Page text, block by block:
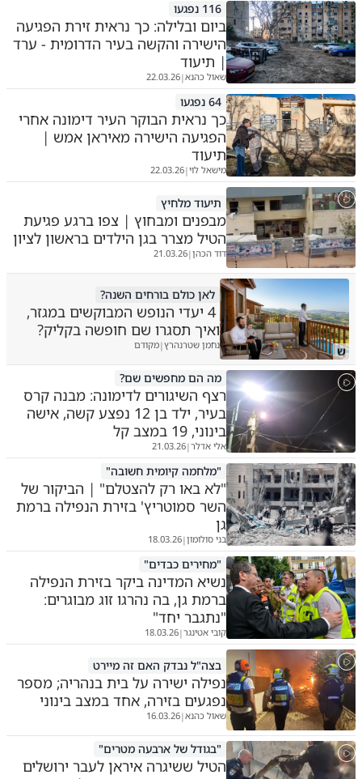
116 נפגעו
ביום ובלילה: כך נראית זירת הפגיעה
הישירה והקשה בעיר הדרומית - ערד
| תיעוד
שאול כהנא|
22.03.26
64 נפגעו
כך נראית הבוקר העיר דימונה אחרי
הפגיעה הישירה מאיראן אמש |
תיעוד
מישאל לוי|
22.03.26
תיעוד מלחיץ
מבפנים ומבחוץ | צפו ברגע פגיעת
הטיל מצרר בגן הילדים בראשון לציון
דוד הכהן|
21.03.26
ש
לאן כולם בורחים השנה?
4 יעדי הנופש המבוקשים במגזר,
ואיך תסגרו שם חופשה בקליק?
נחמן שטרנהרץ|מקודם
מה הם מחפשים שם?
רצף השיגורים לדימונה: מבנה קרס
בעיר, ילד בן 12 נפצע קשה, אישה
בינוני, 19 במצב קל
אלי אדלר|
21.03.26
"מלחמה קיומית חשובה"
"לא באו רק להצטלם" | הביקור של
השר סמוטריץ' בזירת הנפילה ברמת
גן
בני סולומון|
18.03.26
"מחירים כבדים"
נשיא המדינה ביקר בזירת הנפילה
ברמת גן, בה נהרגו זוג מבוגרים:
"נתגבר יחד"
קובי אטינגר|
18.03.26
בצה"ל נבדק האם זה מיירט
נפילה ישירה על בית בנהריה; מספר
נפגעים בזירה, אחד במצב בינוני
שאול כהנא|
16.03.26
"בגודל של ארבעה מטרים"
הטיל ששיגרה איראן לעבר ירושלים